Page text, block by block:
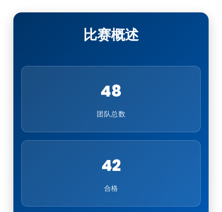
比赛概述
48
团队总数
42
合格